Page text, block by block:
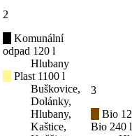
2
Komunální
odpad 120 l
Hlubany
Plast 1100 l
Buškovice,
Dolánky,
Hlubany,
Kaštice,
3
Bio
Bio 240 l